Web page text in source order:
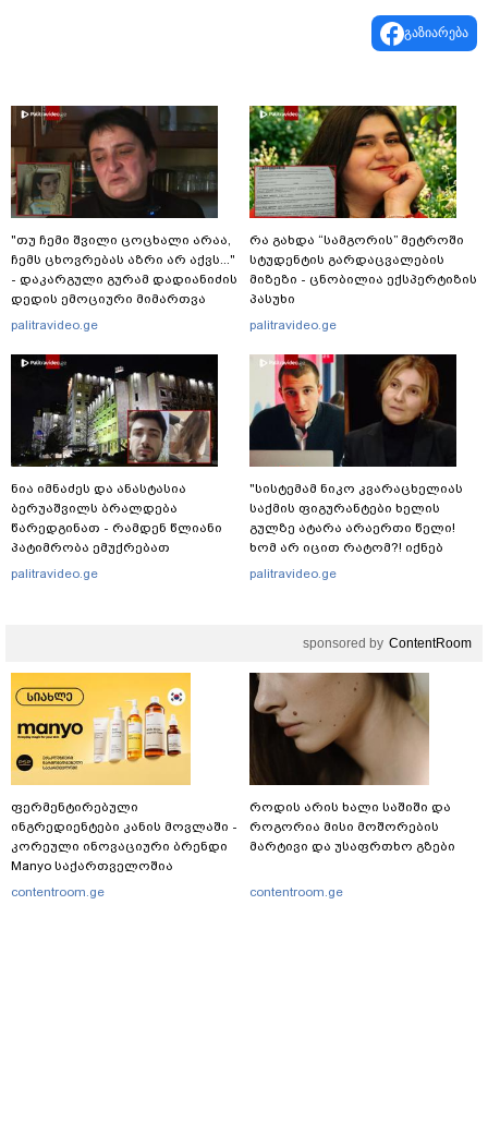
Video
გაზიარება
"თუ ჩემი შვილი ცოცხალი არაა,
ჩემს ცხოვრებას აზრი არ აქვს..."
- დაკარგული გურამ დადიანიძის
დედის ემოციური მიმართვა
palitravideo.ge
ნია იმნაძეს და ანასტასია
ბერუაშვილს ბრალდება
წარედგინათ - რამდენ წლიანი
პატიმრობა ემუქრებათ
არასრულწლოვნებს?
palitravideo.ge
რა გახდა “სამგორის” მეტროში
სტუდენტის გარდაცვალების
მიზეზი - ცნობილია ექსპერტიზის
პასუხი
palitravideo.ge
"სისტემამ ნიკო კვარაცხელიას
საქმის ფიგურანტები ხელის
გულზე ატარა არაერთი წელი!
ხომ არ იცით რატომ?! იქნებ
იმიტომ რომ თავად
palitravideo.ge
sponsored by ContentRoom
ფერმენტირებული
ინგრედიენტები კანის მოვლაში -
კორეული ინოვაციური ბრენდი
Manyo საქართველოშია
contentroom.ge
როდის არის ხალი საშიში და
როგორია მისი მოშორების
მარტივი და უსაფრთხო გზები
contentroom.ge